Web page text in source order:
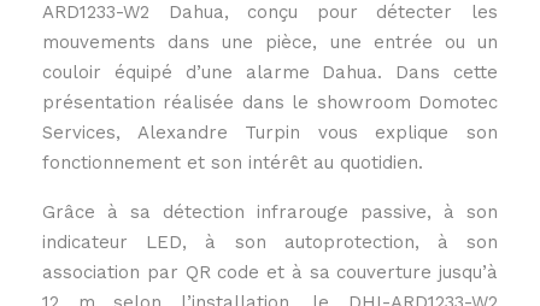
ARD1233-W2 Dahua, conçu pour détecter les
mouvements dans une pièce, une entrée ou un
couloir équipé d’une alarme Dahua. Dans cette
présentation réalisée dans le showroom Domotec
Services, Alexandre Turpin vous explique son
fonctionnement et son intérêt au quotidien.
Grâce à sa détection infrarouge passive, à son
indicateur LED, à son autoprotection, à son
association par QR code et à sa couverture jusqu’à